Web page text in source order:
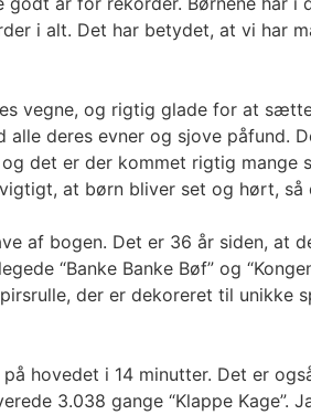
i alt. Det har betydet, at vi har
vegne, og rigtig glade for at
alle deres evner og sjove
det er der kommet rigtig mange
at børn bliver set og hørt,
af bogen. Det er 36 år siden,
“Banke Banke Bøf” og
der er dekoreret til
på hovedet i 14 minutter. Det er
3.038 gange “Klappe